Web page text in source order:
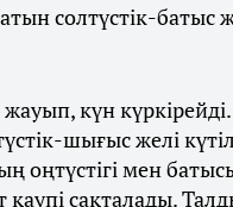
солтүстік-батыс
күн
шығыс желі
оңтүстігі мен
сақталады.